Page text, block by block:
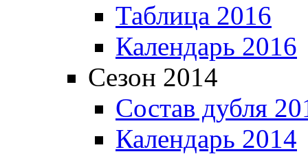
Таблица 2016
Календарь 2016
Сезон 2014
Состав дубля
Календарь 2014